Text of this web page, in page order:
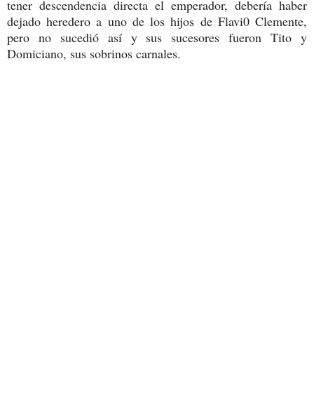
tener descendencia directa el emperador, debería haber
dejado heredero a uno de los hijos de Flavi0 Clemente,
pero no sucedió así y sus sucesores fueron Tito y
Domiciano, sus sobrinos carnales.